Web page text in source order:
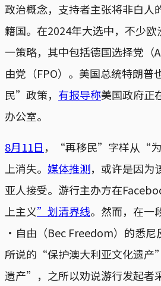
政治概念，支持者主张将非白人
籍国。在2024年大选中，不少
一策略，其中包括德国选择党（
由党（FPO）。美国总统特朗
民”政策， 有报导称美国政府正
办公室。
8月11日 ，“再移民”字样从“
上消失。 媒体推测，或许是因为
亚人接受。游行主办方在
上主义”划清界线。然而，在一
·自由（Bec Freedom）的悉尼
所说的“保护澳大利亚文化遗
遗产”，之所以劝说游行发起者